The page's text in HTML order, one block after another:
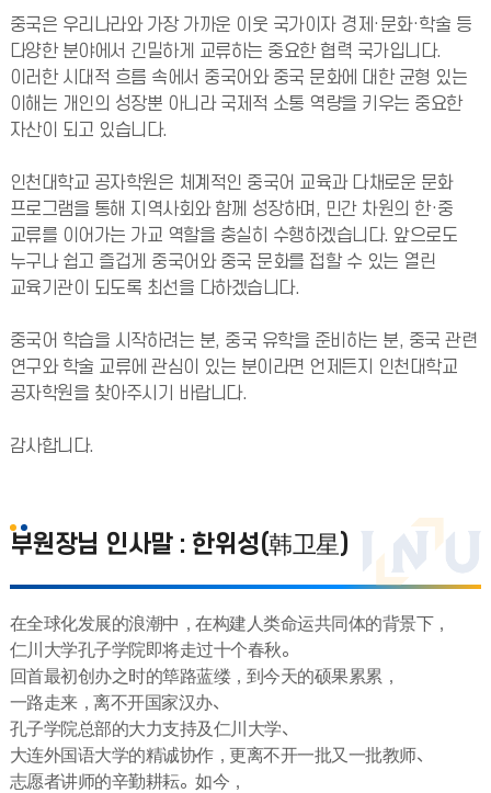
중국은 우리나라와 가장 가까운 이웃 국가이자 경제·문화·학술 등
다양한 분야에서 긴밀하게 교류하는 중요한 협력 국가입니다.
이러한 시대적 흐름 속에서 중국어와 중국 문화에 대한 균형 있는
이해는 개인의 성장뿐 아니라 국제적 소통 역량을 키우는 중요한
자산이 되고 있습니다.
인천대학교 공자학원은 체계적인 중국어 교육과 다채로운 문화
프로그램을 통해 지역사회와 함께 성장하며, 민간 차원의 한·중
교류를 이어가는 가교 역할을 충실히 수행하겠습니다. 앞으로도
누구나 쉽고 즐겁게 중국어와 중국 문화를 접할 수 있는 열린
교육기관이 되도록 최선을 다하겠습니다.
중국어 학습을 시작하려는 분, 중국 유학을 준비하는 분, 중국 관련
연구와 학술 교류에 관심이 있는 분이라면 언제든지 인천대학교
공자학원을 찾아주시기 바랍니다.
감사합니다.
부원장님 인사말 : 한위성(韩卫星)
在全球化发展的浪潮中，在构建人类命运共同体的背景下，
仁川大学孔子学院即将走过十个春秋。
回首最初创办之时的筚路蓝缕，到今天的硕果累累，
一路走来，离不开国家汉办、
孔子学院总部的大力支持及仁川大学、
大连外国语大学的精诚协作，更离不开一批又一批教师、
志愿者讲师的辛勤耕耘。如今，